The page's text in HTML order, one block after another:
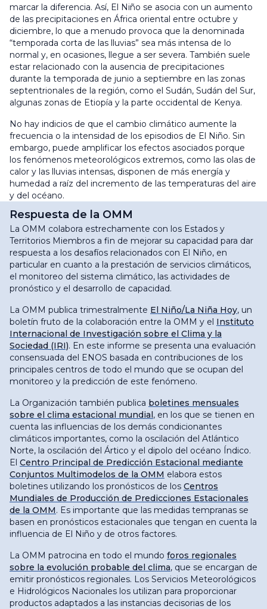
marcar la diferencia. Así, El Niño se asocia con un aumento
de las precipitaciones en África oriental entre octubre y
diciembre, lo que a menudo provoca que la denominada
“temporada corta de las lluvias” sea más intensa de lo
normal y, en ocasiones, llegue a ser severa. También suele
estar relacionado con la ausencia de precipitaciones
durante la temporada de junio a septiembre en las zonas
septentrionales de la región, como el Sudán, Sudán del Sur,
algunas zonas de Etiopía y la parte occidental de Kenya.
No hay indicios de que el cambio climático aumente la
frecuencia o la intensidad de los episodios de El Niño. Sin
embargo, puede amplificar los efectos asociados porque
los fenómenos meteorológicos extremos, como las olas de
calor y las lluvias intensas, disponen de más energía y
humedad a raíz del incremento de las temperaturas del aire
y del océano.
Respuesta de la OMM
La OMM colabora estrechamente con los Estados y
Territorios Miembros a fin de mejorar su capacidad para dar
respuesta a los desafíos relacionados con El Niño, en
particular en cuanto a la prestación de servicios climáticos,
el monitoreo del sistema climático, las actividades de
pronóstico y el desarrollo de capacidad.
La OMM publica trimestralmente El Niño/La Niña Hoy, un
boletín fruto de la colaboración entre la OMM y el Instituto
Internacional de Investigación sobre el Clima y la
Sociedad (IRI). En este informe se presenta una evaluación
consensuada del ENOS basada en contribuciones de los
principales centros de todo el mundo que se ocupan del
monitoreo y la predicción de este fenómeno.
La Organización también publica boletines mensuales
sobre el clima estacional mundial, en los que se tienen en
cuenta las influencias de los demás condicionantes
climáticos importantes, como la oscilación del Atlántico
Norte, la oscilación del Ártico y el dipolo del océano Índico.
El Centro Principal de Predicción Estacional mediante
Conjuntos Multimodelos de la OMM elabora estos
boletines utilizando los pronósticos de los Centros
Mundiales de Producción de Predicciones Estacionales
de la OMM. Es importante que las medidas tempranas se
basen en pronósticos estacionales que tengan en cuenta la
influencia de El Niño y de otros factores.
La OMM patrocina en todo el mundo foros regionales
sobre la evolución probable del clima, que se encargan de
emitir pronósticos regionales. Los Servicios Meteorológicos
e Hidrológicos Nacionales los utilizan para proporcionar
productos adaptados a las instancias decisorias de los